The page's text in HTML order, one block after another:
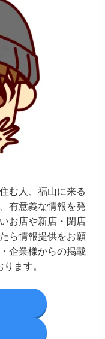
む人、福山に来る
有意義な情報を発
お店や新店・閉店
ら情報提供をお願
企業様からの掲載
ます。